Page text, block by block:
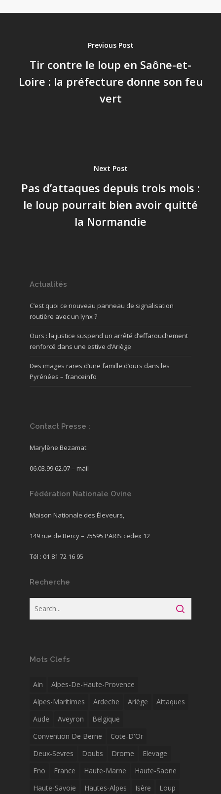
Previous Post
Tir contre le loup en Saône-et-
Loire : la préfecture donne son feu
vert
Next Post
Pas d’attaques depuis trois mois :
le loup pourrait bien avoir quitté
la Normandie
Actualités
C’est quoi ce nouveau panneau de signalisation
routière avec un lynx ?
Ours : la justice suspend un arrêté d’effarouchement
renforcé dans une estive d’Ariège
Des images rares d’une famille d’ours dans les
Pyrénées – franceinfo
Contact Presse :
Marylène Bezamat
06.03.99.62.07 – mail
Fédération Nationale Ovine
Maison Nationale des Éleveurs,
149 rue de Bercy – 75595 PARIS cedex 12
Tél : 01 81 72 16 95
Recherche
Mots Clefs
Ain
Alpes-De-Haute-Provence
Alpes-Maritimes
Ardeche Ariège
Attaques
Aude
Aveyron
Belgique
Convention De Berne
Cote-D'Or
Deux-Sevres
Doubs Drome
Elevage
Fno
France Haute-Marne
Haute-Saone
Haute-Savoie
Hautes-Alpes Isère Loup